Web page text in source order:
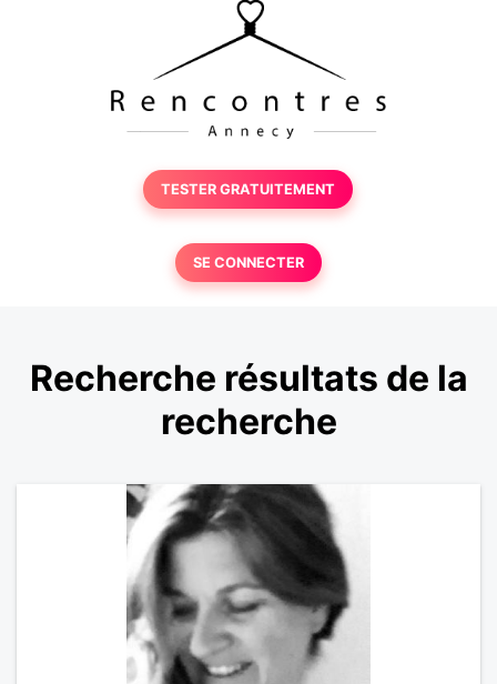
TESTER GRATUITEMENT
SE CONNECTER
Recherche résultats de la
recherche